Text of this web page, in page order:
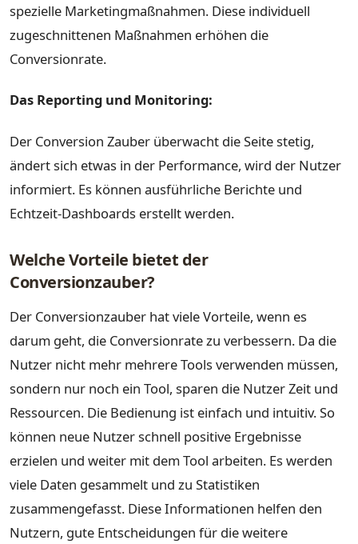
spezielle Marketingmaßnahmen. Diese individuell
zugeschnittenen Maßnahmen erhöhen die
Conversionrate.
Das Reporting und Monitoring:
Der Conversion Zauber überwacht die Seite stetig,
ändert sich etwas in der Performance, wird der Nutzer
informiert. Es können ausführliche Berichte und
Echtzeit-Dashboards erstellt werden.
Welche Vorteile bietet der
Conversionzauber?
Der Conversionzauber hat viele Vorteile, wenn es
darum geht, die Conversionrate zu verbessern. Da die
Nutzer nicht mehr mehrere Tools verwenden müssen,
sondern nur noch ein Tool, sparen die Nutzer Zeit und
Ressourcen. Die Bedienung ist einfach und intuitiv. So
können neue Nutzer schnell positive Ergebnisse
erzielen und weiter mit dem Tool arbeiten. Es werden
viele Daten gesammelt und zu Statistiken
zusammengefasst. Diese Informationen helfen den
Nutzern, gute Entscheidungen für die weitere